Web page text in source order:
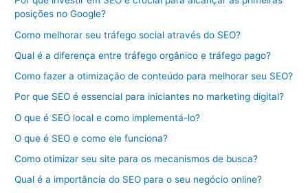
posições no Google?
Como melhorar seu tráfego social através do SEO?
Qual é a diferença entre tráfego orgânico e tráfego pago?
Como fazer a otimização de conteúdo para melhorar seu SEO?
Por que SEO é essencial para iniciantes no marketing digital?
O que é SEO local e como implementá-lo?
O que é SEO e como ele funciona?
Como otimizar seu site para os mecanismos de busca?
Qual é a importância do SEO para o seu negócio online?